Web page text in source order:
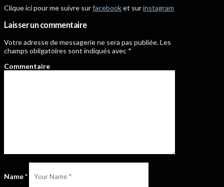
Clique ici pour me suivre surfacebooket surinstagram
Laisser un commentaire
Votre adresse de messagerie ne sera pas publiée.Les
champs obligatoires sont indiqués avec *
Commentaire
Name*